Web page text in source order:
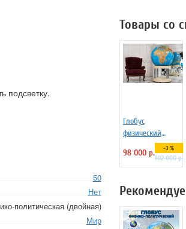
подсветку.
50
Нет
политическая (двойная)
Мир
Товары со
Глобус
физический
напольный d=95
см на
пластиковой
98 000 р. -3 %
102 000 р.